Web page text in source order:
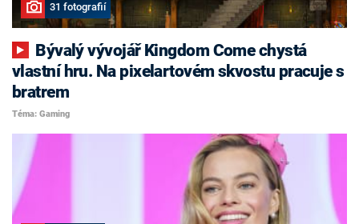
31 fotografií
vlastní hru. Na pixelartovém skvostu pracuje s
bratrem
Téma: Gaming